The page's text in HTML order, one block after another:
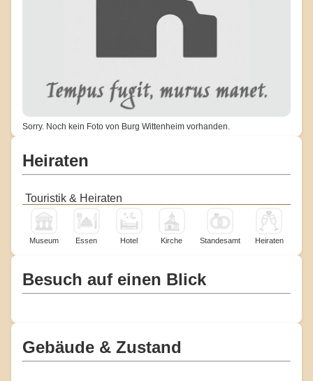
Sorry. Noch kein Foto von Burg Wittenheim vorhanden.
Heiraten
Touristik & Heiraten
Museum Essen Hotel Kirche Standesamt Heiraten
Besuch auf einen Blick
Gebäude & Zustand